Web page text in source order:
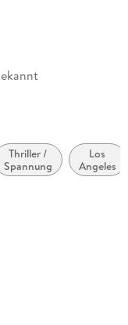
Thriller /
Spannung
Los
Angeles